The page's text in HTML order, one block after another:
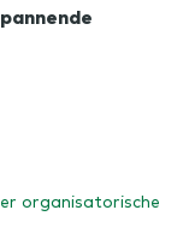
organisatorische